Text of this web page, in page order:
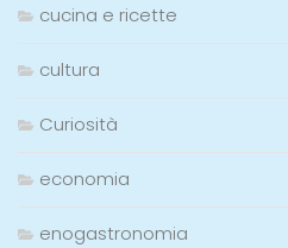
cucina e ricette
cultura
Curiosità
economia
enogastronomia